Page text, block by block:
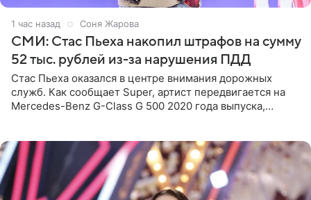
1 час назад Соня Жарова
СМИ: Стас Пьеха накопил штрафов на сумму
52 тыс. рублей из-за нарушения ПДД
Стас Пьеха оказался в центре внимания дорожных
служб. Как сообщает Super, артист передвигается на
Mercedes-Benz G-Class G 500 2020 года выпуска,